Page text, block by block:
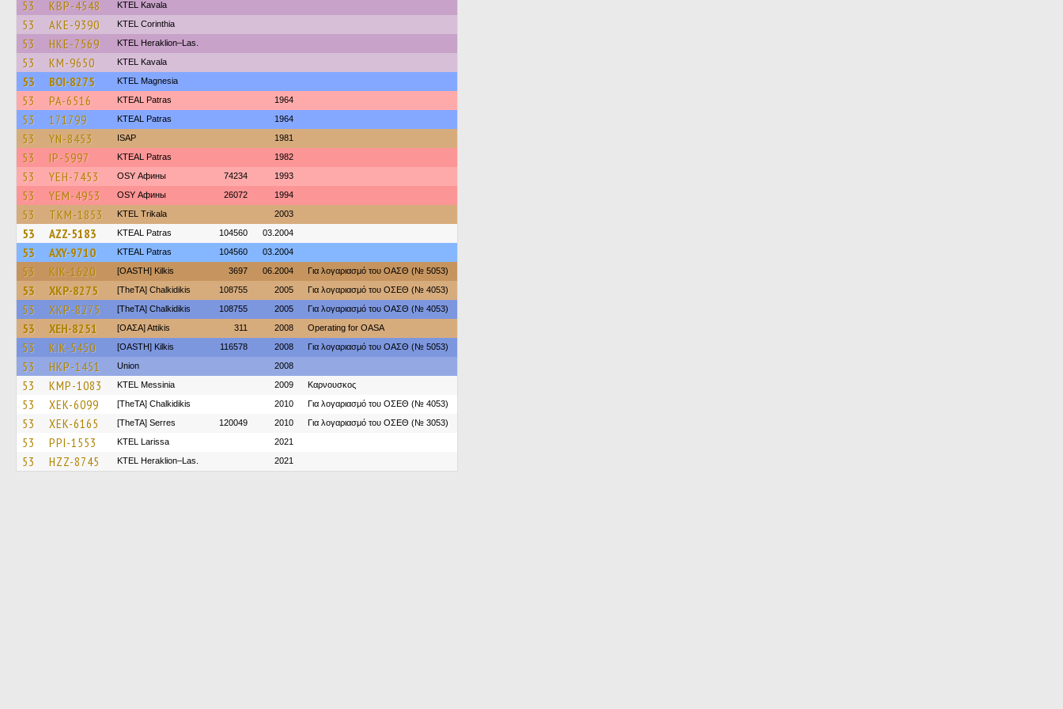
53 KBP-4548 KTEL Kavala
53 AKE-9390 KTEL Corinthia
53 HKE-7569 KTEL Heraklion–Las.
53 KM-9650 KTEL Kavala
53 BOI-8275 ΚΤΕL Magnesia
53 PA-6516 KTEAL Patras 1964
53 171799 KTEAL Patras 1964
53 YN-8453 ISAP 1981
53 IP-5997 KTEAL Patras 1982
53 YEH-7453 OSY Афины 74234 1993
53 YEM-4953 OSY Афины 26072 1994
53 TKM-1853 ΚΤΕL Τrikala 2003
53 AZZ-5183 KTEAL Patras 104560 03.2004
53 AXY-9710 KTEAL Patras 104560 03.2004
53 KIK-1620 [OASTH] Kilkis 3697 06.2004 Για λογαριασμό του ΟΑΣΘ (№ 5053)
53 XKP-8275 [TheTA] Chalkidikis 108755 2005 Για λογαριασμό του ΟΣΕΘ (№ 4053)
53 XKP-8275 [TheTA] Chalkidikis 108755 2005 Για λογαριασμό του ΟΑΣΘ (№ 4053)
53 XEH-8251 [ΟΑΣΑ] Αttikis 311 2008 Operating for OASA
53 KIK-5450 [OASTH] Kilkis 116578 2008 Για λογαριασμό του ΟΑΣΘ (№ 5053)
53 HKP-1451 Union 2008
53 KMP-1083 KTEL Messinia 2009 Καρνουσκος
53 XEK-6099 [TheTA] Chalkidikis 2010 Για λογαριασμό του ΟΣΕΘ (№ 4053)
53 XEK-6165 [TheTA] Serres 120049 2010 Για λογαριασμό του ΟΣΕΘ (№ 3053)
53 PPI-1553 KTEL Larissa 2021
53 HZZ-8745 KTEL Heraklion–Las. 2021